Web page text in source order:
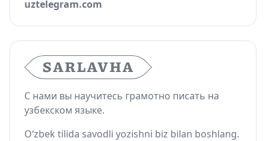
uztelegram.com
С нами вы научитесь грамотно писать на
узбекском языке.
O‘zbek tilida savodli yozishni biz bilan boshlang.